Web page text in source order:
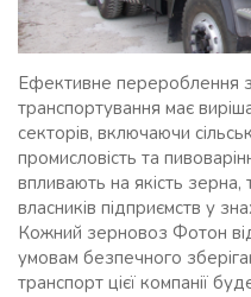
Ефективне перероблення
транспортування має
секторів, включаючи
промисловість та
впливають на якість
власників підприємств у
Кожний зерновоз Фотон
умовам безпечного
транспорт цієї компанії